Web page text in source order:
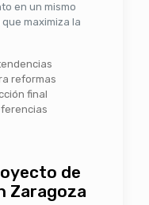
en un mismo
maximiza la
reformas
final
de
Zaragoza